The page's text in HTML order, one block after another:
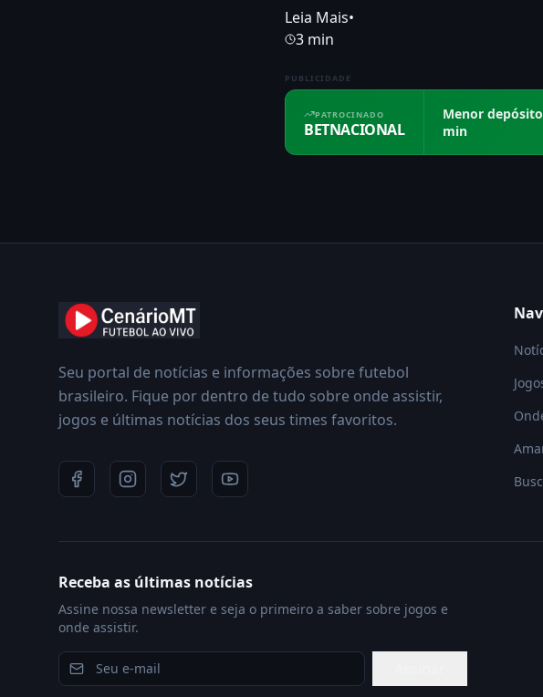
Leia Mais•
3 min
PUBLICIDADE
PATROCINADO
BETNACIONAL
Menor depósito
min
Seu portal de notícias e informações sobre futebol
brasileiro. Fique por dentro de tudo sobre onde assistir,
jogos e últimas notícias dos seus times favoritos.
Receba as últimas notícias
Assine nossa newsletter e seja o primeiro a saber sobre jogos e
onde assistir.